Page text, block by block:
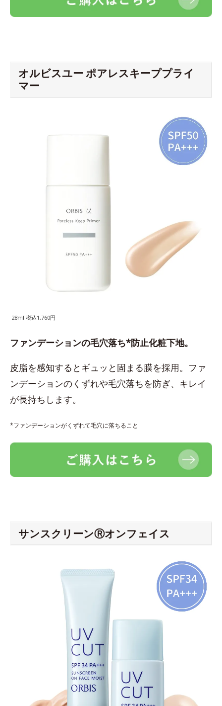
オルビスユー ポアレスキーププライ
マー
28ml 税込1,760円
ファンデーションの毛穴落ち*防止化粧下地。
皮脂を感知するとギュッと固まる膜を採用。ファ
ンデーションのくずれや毛穴落ちを防ぎ、キレイ
が長持ちします。
*ファンデーションがくずれて毛穴に落ちること
サンスクリーンⓇオンフェイス